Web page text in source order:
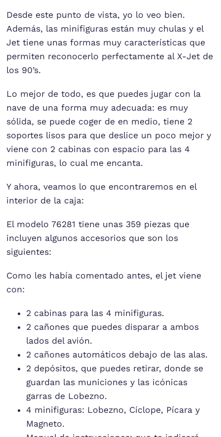
Desde este punto de vista, yo lo veo bien.
Además, las minifiguras están muy chulas y el
Jet tiene unas formas muy características que
permiten reconocerlo perfectamente al X-Jet de
los 90’s.
Lo mejor de todo, es que puedes jugar con la
nave de una forma muy adecuada: es muy
sólida, se puede coger de en medio, tiene 2
soportes lisos para que deslice un poco mejor y
viene con 2 cabinas con espacio para las 4
minifiguras, lo cual me encanta.
Y ahora, veamos lo que encontraremos en el
interior de la caja:
El modelo 76281 tiene unas 359 piezas que
incluyen algunos accesorios que son los
siguientes:
Como les había comentado antes, el jet viene
con:
2 cabinas para las 4 minifiguras.
2 cañones que puedes disparar a ambos
lados del avión.
2 cañones automáticos debajo de las alas.
2 depósitos, que puedes retirar, donde se
guardan las municiones y las icónicas
garras de Lobezno.
4 minifiguras: Lobezno, Cíclope, Pícara y
Magneto.